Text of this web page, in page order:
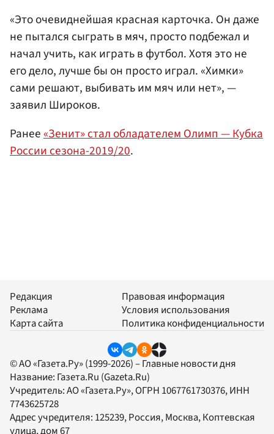
«Это очевиднейшая красная карточка. Он даже
не пытался сыграть в мяч, просто подбежал и
начал учить, как играть в футбол. Хотя это не
его дело, лучше бы он просто играл. «Химки»
сами решают, выбивать им мяч или нет», —
заявил Широков.
Ранее«Зенит» стал обладателем Олимп — Кубка
России сезона-2019/20.
Редакция
Реклама
Карта сайта
Правовая информация
Условия использования
Политика конфиденциальности
© АО «Газета.Ру» (1999-2026) – Главные новости дня
Название: Газета.Ru (Gazeta.Ru)
Учредитель:АО «Газета.Ру», ОГРН 1067761730376, ИНН
7743625728
Адрес учредителя: 125239, Россия, Москва, Коптевская